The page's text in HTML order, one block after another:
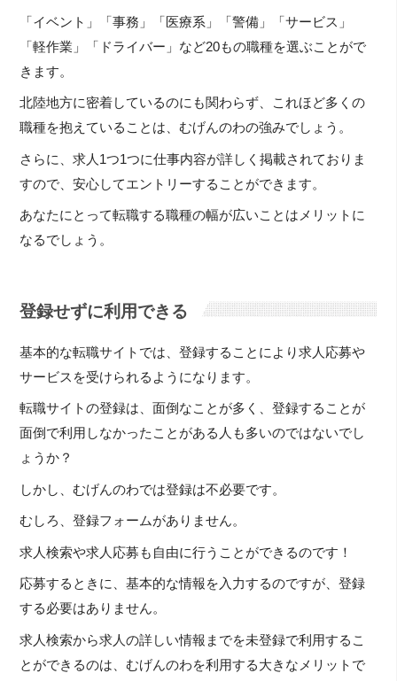
「イベント」「事務」「医療系」「警備」「サービス」
「軽作業」「ドライバー」など20もの職種を選ぶことがで
きます。
北陸地方に密着しているのにも関わらず、これほど多くの
職種を抱えていることは、むげんのわの強みでしょう。
さらに、求人1つ1つに仕事内容が詳しく掲載されておりま
すので、安心してエントリーすることができます。
あなたにとって転職する職種の幅が広いことはメリットに
なるでしょう。
登録せずに利用できる
基本的な転職サイトでは、登録することにより求人応募や
サービスを受けられるようになります。
転職サイトの登録は、面倒なことが多く、登録することが
面倒で利用しなかったことがある人も多いのではないでし
ょうか？
しかし、むげんのわでは登録は不必要です。
むしろ、登録フォームがありません。
求人検索や求人応募も自由に行うことができるのです！
応募するときに、基本的な情報を入力するのですが、登録
する必要はありません。
求人検索から求人の詳しい情報までを未登録で利用するこ
とができるのは、むげんのわを利用する大きなメリットで